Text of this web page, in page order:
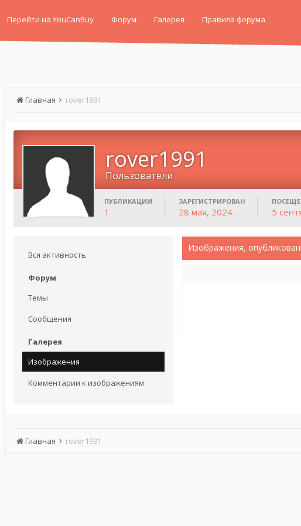
Перейти на YouCanBuy Форум Галерея Правила форума
Главная rover1991
rover1991
Пользователи
ПУБЛИКАЦИИ
1
ЗАРЕГИСТРИРОВАН
28 мая, 2024 5
Вся активность
Форум
Темы
Сообщения
Галерея
Изображения
Комментарии к изображениям
Изображения,
Главная rover1991